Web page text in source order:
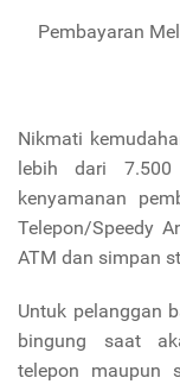
Pembayaran
Nikmati
lebih dari
kenyamanan
Telepon/Speedy
ATM dan simpan
Untuk pelanggan
bingung saat
telepon maupun